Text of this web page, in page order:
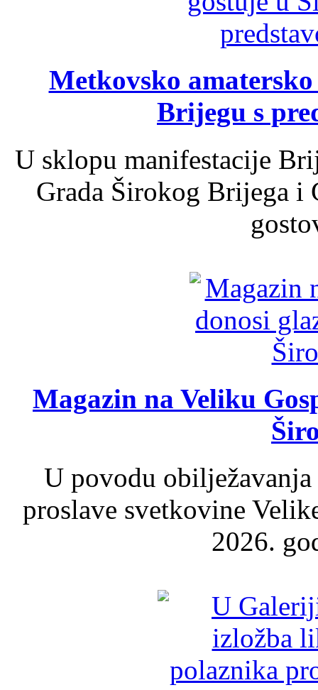
Metkovsko
Brijegu s
U sklopu manifestacije
Grada Širokog Brijega
Magazin na Veliku
U povodu
proslave svetkovine
2026.